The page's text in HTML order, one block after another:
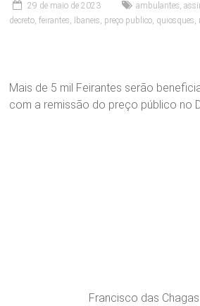
29 de maio de 2023 ambulantes,
decreto,feirantes, Ibaneis, preço publico, quiosques,
Mais de 5 mil Feirantes serão
com a remissão do preço público no
Francisco das